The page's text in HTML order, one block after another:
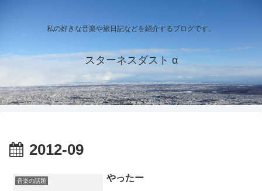
私の好きな音楽や旅日記などを紹介するブログです。
スターネスダスト α
2012-09
音楽の話題 やったー